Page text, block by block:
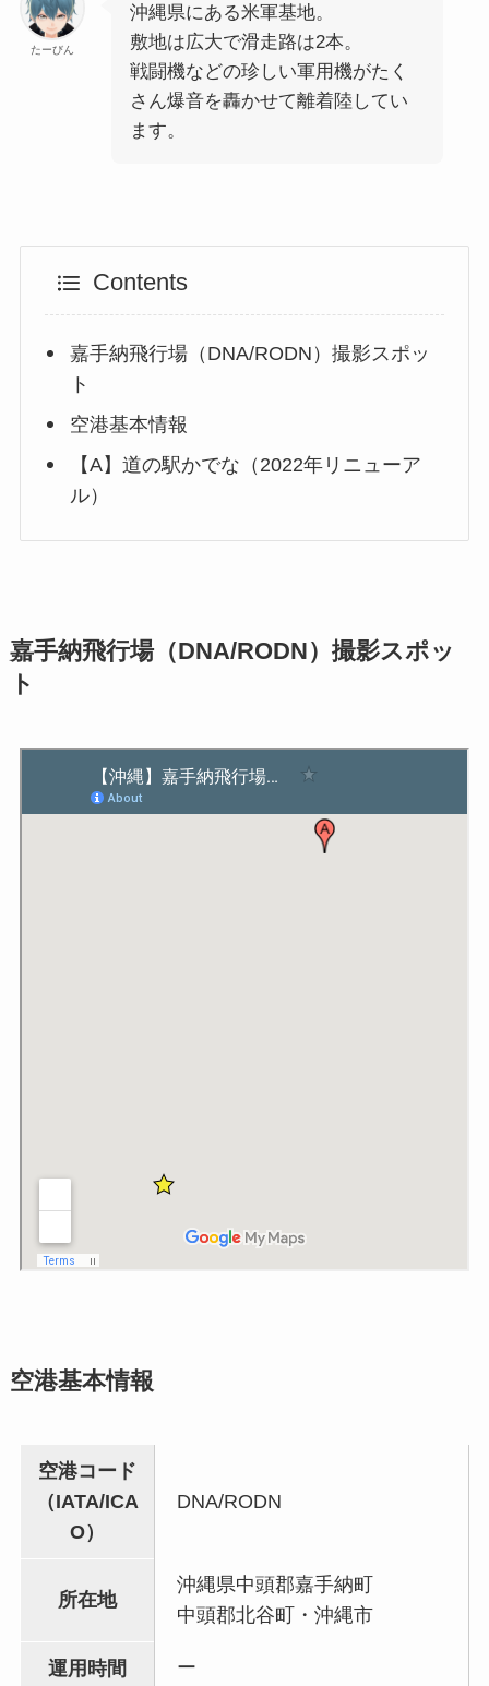
たーびん
沖縄県にある米軍基地。
敷地は広大で滑走路は2本。
戦闘機などの珍しい軍用機がたく
さん爆音を轟かせて離着陸してい
ます。
Contents
嘉手納飛行場（DNA/RODN）撮影スポッ
ト
空港基本情報
【A】道の駅かでな（2022年リニューア
ル）
嘉手納飛行場（DNA/RODN）撮影スポッ
ト
空港基本情報
空港コード
（IATA/ICA
O）
DNA/RODN
所在地
沖縄県中頭郡嘉手納町
中頭郡北谷町・沖縄市
運用時間 ー